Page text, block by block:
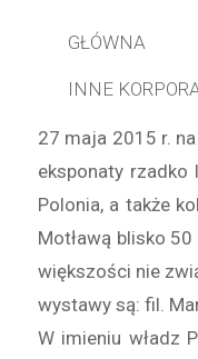
Przejdź
do
treści
GŁÓWNA
INNE
27 maja 2015 r.
eksponaty rzadko
Polonia, a także
Motławą blisko
większości nie
wystawy są: fil.
W imieniu władz